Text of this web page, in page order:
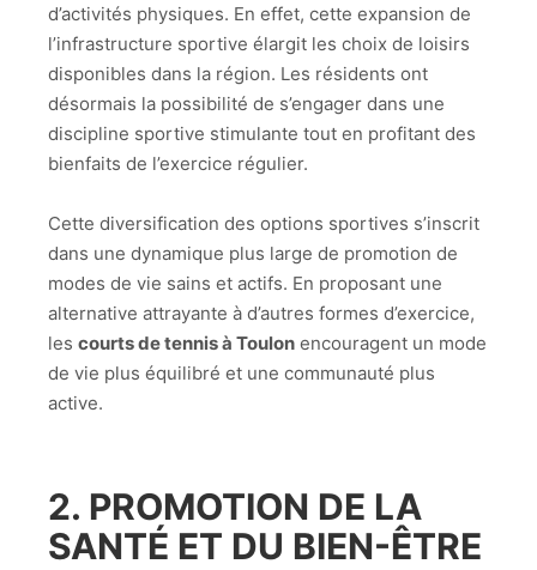
d’activités physiques. En effet, cette expansion de
l’infrastructure sportive élargit les choix de loisirs
disponibles dans la région. Les résidents ont
désormais la possibilité de s’engager dans une
discipline sportive stimulante tout en profitant des
bienfaits de l’exercice régulier.
Cette diversification des options sportives s’inscrit
dans une dynamique plus large de promotion de
modes de vie sains et actifs. En proposant une
alternative attrayante à d’autres formes d’exercice,
les courts de tennis à Toulon encouragent un mode
de vie plus équilibré et une communauté plus
active.
2. PROMOTION DE LA
SANTÉ ET DU BIEN-ÊTRE